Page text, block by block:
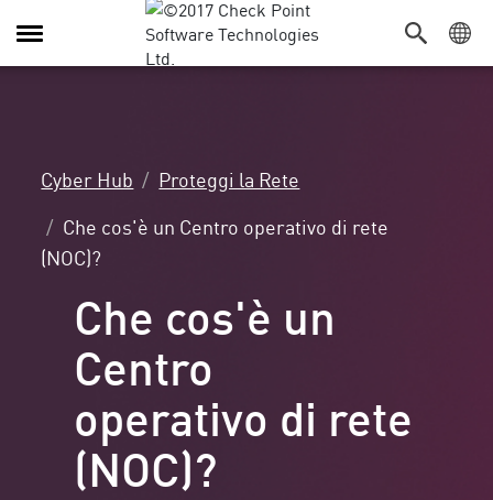
Attiva/Disattiva
navigazione
Cyber Hub
Proteggi la Rete
Che cos'è un Centro operativo di rete
(NOC)?
Che cos'è un
Centro
operativo di rete
(NOC)?